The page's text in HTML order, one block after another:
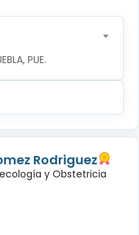
PUE.
Rodriguez
y Obstetricia